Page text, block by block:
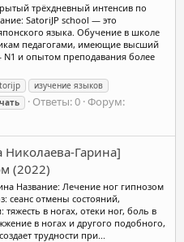
трёхдневный интенсив по
SatoriJP school — это
языка. Обучение в школе
педагогами, имеющие высший
и опытом преподавания более
изучение языков
Ответы: 0 Форум:
Николаева-Гарина]
(2022)
Название: Лечение ног гипнозом
сеанс отмены состояний,
в ногах, отеки ног, боль в
в ногах и другого подобного,
трудности при...